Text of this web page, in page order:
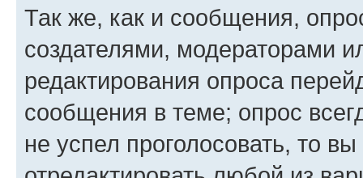
Так же, как и сообщения,
создателями, модераторами
редактирования опроса
сообщения в теме; опрос
не успел проголосовать, то